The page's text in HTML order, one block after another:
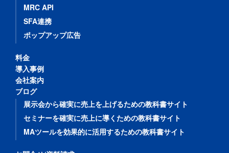
MRC API
SFA連携
ポップアップ広告
料金
導入事例
会社案内
ブログ
展示会から確実に売上を上げるための教科書サイト
セミナーを確実に売上に導くための教科書サイト
MAツールを効果的に活用するための教科書サイト